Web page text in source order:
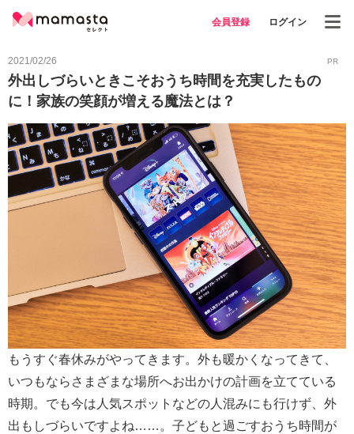
会員登録 ログイン
2021/02/26 PR
外出しづらいときこそおうち時間を充実したもの
に！家族の笑顔が増える魔法とは？
もうすぐ春休みがやってきます。外も暖かくなってきて、
いつもならさまざまな場所へお出かけの計画を立てている
時期。でも今は人気スポットなどの人混みにも行けず、外
出もしづらいですよね……。子どもと過ごすおうち時間が